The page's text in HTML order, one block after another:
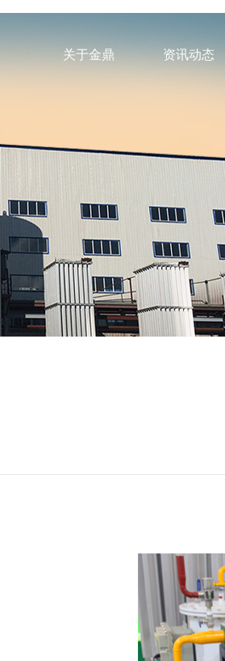
关于金鼎 资讯动态